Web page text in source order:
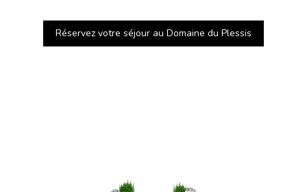
Réservez votre séjour au Domaine du Plessis